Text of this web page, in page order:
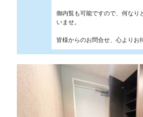
御内覧も可能ですので、何なり
いませ。
皆様からのお問合せ、心よりお